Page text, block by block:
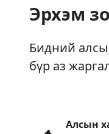
Эрхэм
Бидний
бүр аз
Алсын